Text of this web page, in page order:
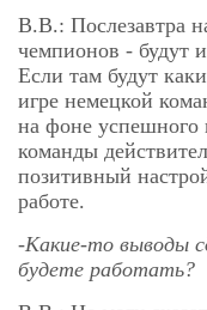
В.В.: Послезавтра
чемпионов - будут
Если там будут
игре немецкой
на фоне успешного
команды
позитивный
работе.
-Какие-то выводы
будете работать?